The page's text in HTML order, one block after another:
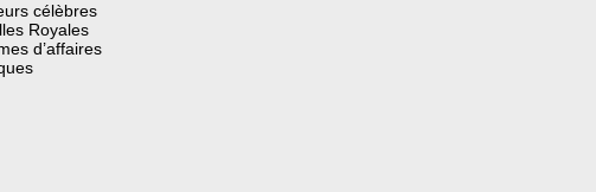
célèbres
Royales
d’affaires